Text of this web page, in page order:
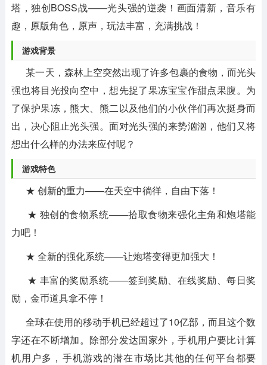
塔，独创BOSS战——光头强的逆袭！画面清新，音乐有
趣，原版角色，原声，玩法丰富，充满挑战！
游戏背景
某一天，森林上空突然出现了许多包裹的食物，而光头
强也将目光投向空中，想先捉了果冻宝宝作甜点果腹。为
了保护果冻，熊大、熊二以及他们的小伙伴们再次挺身而
出，决心阻止光头强。面对光头强的来势汹汹，他们又将
想出什么样的办法来应付呢？
游戏特色
★ 创新的重力——在天空中徜徉，自由下落！
★ 独创的食物系统——拾取食物来强化主角和炮塔能
力吧！
★ 全新的强化系统——让炮塔变得更加强大！
★ 丰富的奖励系统——签到奖励、在线奖励、每日奖
励，金币道具拿不停！
全球在使用的移动手机已经超过了10亿部，而且这个数
字还在不断增加。除部分发达国家外，手机用户要比计算
机用户多，手机游戏的潜在市场比其他的任何平台都要